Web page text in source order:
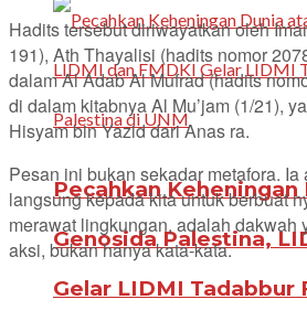
Pecahkan Keheningan
Genosida Palestina,
Gelar LIDMI Tadabbur
Hadits tersebut diriwayatkan oleh
191), Ath Thayalisi (hadits nomor
dalam Al Adab Al Mufrad (hadits
di dalam kitabnya Al Mu’jam (1/21),
Hisyam bin Yazid dari Anas ra.
Pesan ini bukan sekadar metafora. Ia
langsung kepada kita untuk berbuat
merawat lingkungan, adalah dakwah
aksi, bukan hanya kata-kata.